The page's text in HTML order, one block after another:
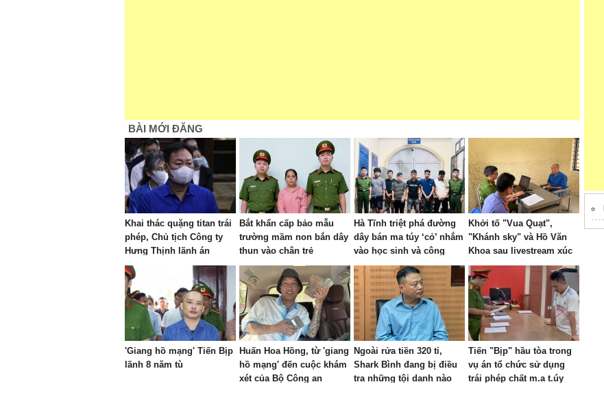
BÀI MỚI ĐĂNG
Khai thác quặng titan trái
phép, Chủ tịch Công ty
Hưng Thịnh lãnh án
Bắt khẩn cấp bảo mẫu
trường mầm non bắn dây
thun vào chân trẻ
Hà Tĩnh triệt phá đường
dây bán ma túy ‘cỏ’ nhắm
vào học sinh và công
nhân
Khởi tố "Vua Quạt",
"Khánh sky" và Hồ Văn
Khoa sau livestream xúc
phạm nhau
'Giang hồ mạng' Tiến Bịp
lãnh 8 năm tù
Huấn Hoa Hồng, từ 'giang
hồ mạng' đến cuộc khám
xét của Bộ Công an
Ngoài rửa tiền 320 tỉ,
Shark Bình đang bị điều
tra những tội danh nào
Tiến "Bịp" hầu tòa trong
vụ án tổ chức sử dụng
trái phép chất m.a t.úy